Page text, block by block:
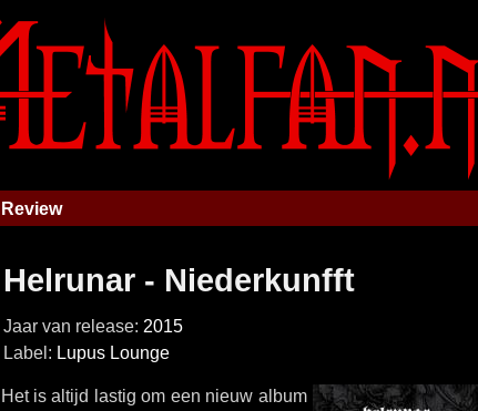
Review
Helrunar - Niederkunfft
Jaar van release: 2015
Label: Lupus Lounge
Het is altijd lastig om een nieuw album